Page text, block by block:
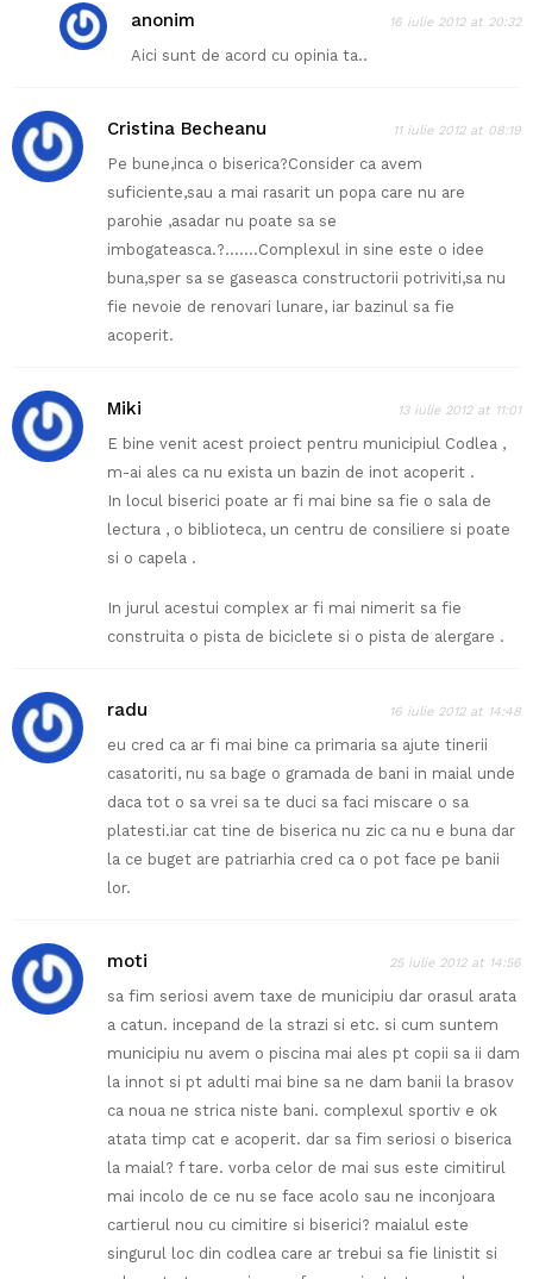
anonim 16 iulie 2012 at 20:32
Aici sunt de acord cu opinia ta..
Cristina Becheanu 11 iulie 2012 at 08:19
Pe bune,inca o biserica?Consider ca avem
suficiente,sau a mai rasarit un popa care nu are
parohie ,asadar nu poate sa se
imbogateasca.?…….Complexul in sine este o idee
buna,sper sa se gaseasca constructorii potriviti,sa nu
fie nevoie de renovari lunare, iar bazinul sa fie
acoperit.
Miki 13 iulie 2012 at 11:01
E bine venit acest proiect pentru municipiul Codlea ,
m-ai ales ca nu exista un bazin de inot acoperit .
In locul biserici poate ar fi mai bine sa fie o sala de
lectura , o biblioteca, un centru de consiliere si poate
si o capela .
In jurul acestui complex ar fi mai nimerit sa fie
construita o pista de biciclete si o pista de alergare .
radu 16 iulie 2012 at 14:48
eu cred ca ar fi mai bine ca primaria sa ajute tinerii
casatoriti, nu sa bage o gramada de bani in maial unde
daca tot o sa vrei sa te duci sa faci miscare o sa
platesti.iar cat tine de biserica nu zic ca nu e buna dar
la ce buget are patriarhia cred ca o pot face pe banii
lor.
moti 25 iulie 2012 at 14:56
sa fim seriosi avem taxe de municipiu dar orasul arata
a catun. incepand de la strazi si etc. si cum suntem
municipiu nu avem o piscina mai ales pt copii sa ii dam
la innot si pt adulti mai bine sa ne dam banii la brasov
ca noua ne strica niste bani. complexul sportiv e ok
atata timp cat e acoperit. dar sa fim seriosi o biserica
la maial? f tare. vorba celor de mai sus este cimitirul
mai incolo de ce nu se face acolo sau ne inconjoara
cartierul nou cu cimitire si biserici? maialul este
singurul loc din codlea care ar trebui sa fie linistit si